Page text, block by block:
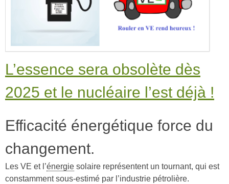
L’essence sera obsolète dès
2025 et le nucléaire l’est déjà !
Efficacité énergétique force du
changement.
Les VE et l’énergie solaire représentent un tournant, qui est
constamment sous-estimé par l’industrie pétrolière.